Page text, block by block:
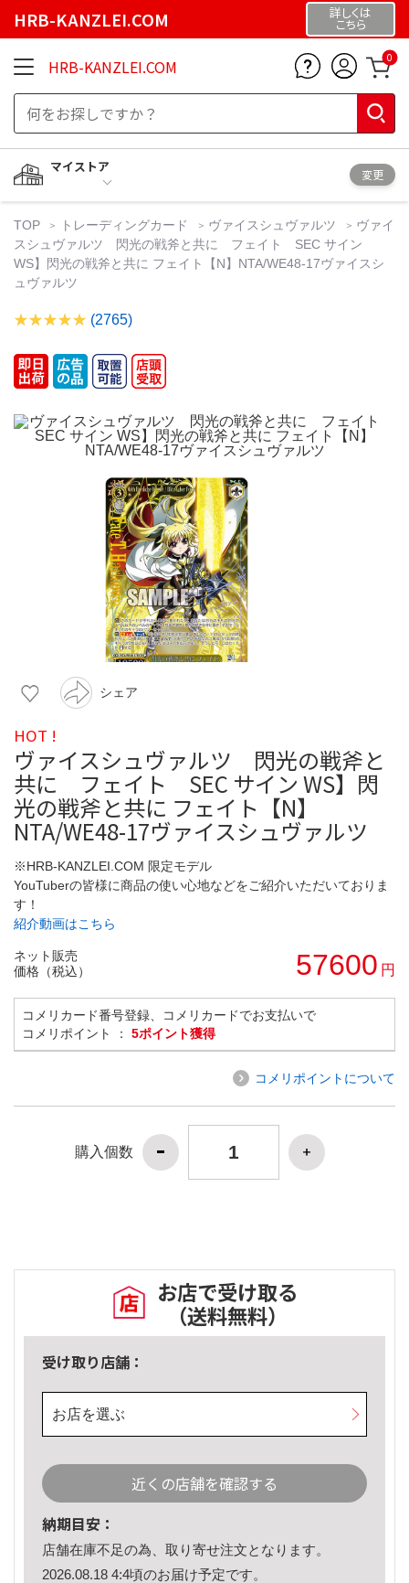
HRB-KANZLEI.COM 詳しくは
こちら
HRB-KANZLEI.COM 0
マイストア
変更
TOP トレーディングカード ヴァイスシュヴァルツ
ヴァイ
スシュヴァルツ 閃光の戦斧と共に フェイト SEC サイン
WS】閃光の戦斧と共に フェイト【N】NTA/WE48-17ヴァイスシ
ュヴァルツ
(2765)
シェア
HOT !
ヴァイスシュヴァルツ 閃光の戦斧と
共に フェイト SEC サイン WS】閃
光の戦斧と共に フェイト【N】
NTA/WE48-17ヴァイスシュヴァルツ
※HRB-KANZLEI.COM 限定モデル
YouTuberの皆様に商品の使い心地などをご紹介いただいておりま
す！
紹介動画はこちら
ネット販売
価格（税込）
57600 円
コメリカード番号登録、コメリカードでお支払いで
コメリポイント ： 5ポイント獲得
コメリポイントについて
購入個数
お店で受け取る
（送料無料）
受け取り店舗：
お店を選ぶ
近くの店舗を確認する
納期目安：
店舗在庫不足の為、取り寄せ注文となります。
2026.08.18 4:4頃のお届け予定です。